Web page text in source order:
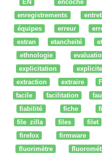
EN encoche
enregistrements
équipes
erreur
estran
etancheité
ethnologie
explicitation
explicite
extraction
extraire
facile
facilitation
fiabilité
fiche
file zilla
files filet
firefox
firmware
fluorimètre